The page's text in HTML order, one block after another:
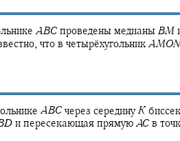
ABC проведены медианы BM
что в четырёхугольник AMO
ABC через серединуK
D и пересекающая прямую AC в